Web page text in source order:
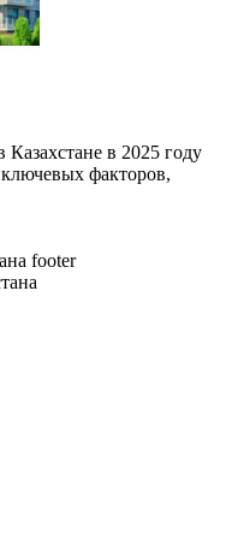
в 2025 году
факторов,